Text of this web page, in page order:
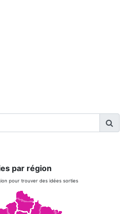
par région
pour trouver des idées sorties